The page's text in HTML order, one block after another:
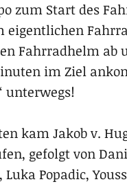
zum Start des
Fahrradhelm
im Ziel
unterwegs!
kam Jakob v.
gefolgt von
Popadic,